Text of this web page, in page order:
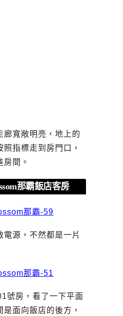
廊寬敞明亮，地上的
指標走到房門口，
房間。
那霸飯店客房
電源，不然都是一片
號房，看了一下平面
是面向飯店的後方，